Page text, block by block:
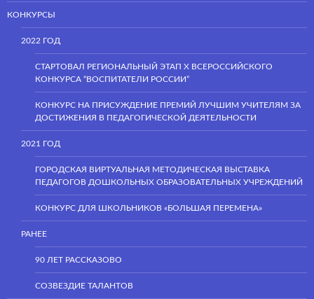
КОНКУРСЫ
2022 ГОД
СТАРТОВАЛ РЕГИОНАЛЬНЫЙ ЭТАП Х ВСЕРОССИЙСКОГО
КОНКУРСА “ВОСПИТАТЕЛИ РОССИИ”
КОНКУРС НА ПРИСУЖДЕНИЕ ПРЕМИЙ ЛУЧШИМ УЧИТЕЛЯМ ЗА
ДОСТИЖЕНИЯ В ПЕДАГОГИЧЕСКОЙ ДЕЯТЕЛЬНОСТИ
2021 ГОД
ГОРОДСКАЯ ВИРТУАЛЬНАЯ МЕТОДИЧЕСКАЯ ВЫСТАВКА
ПЕДАГОГОВ ДОШКОЛЬНЫХ ОБРАЗОВАТЕЛЬНЫХ УЧРЕЖДЕНИЙ
КОНКУРС ДЛЯ ШКОЛЬНИКОВ «БОЛЬШАЯ ПЕРЕМЕНА»
РАНЕЕ
90 ЛЕТ РАССКАЗОВО
СОЗВЕЗДИЕ ТАЛАНТОВ